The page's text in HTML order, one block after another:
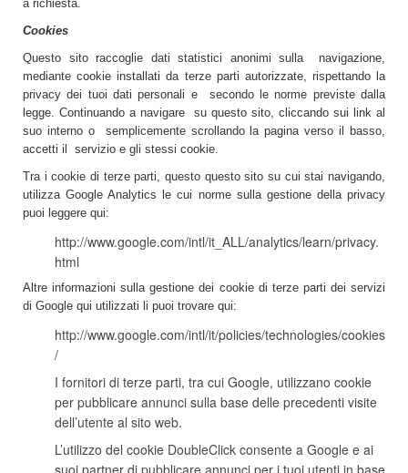
a richiesta.
Cookies
Questo sito raccoglie dati statistici anonimi sulla navigazione,
mediante cookie installati da terze parti autorizzate, rispettando la
privacy dei tuoi dati personali e secondo le norme previste dalla
legge. Continuando a navigare su questo sito, cliccando sui link al
suo interno o semplicemente scrollando la pagina verso il basso,
accetti il servizio e gli stessi cookie.
Tra i cookie di terze parti, questo questo sito su cui stai navigando,
utilizza Google Analytics le cui norme sulla gestione della privacy
puoi leggere qui:
http://www.google.com/intl/it_ALL/analytics/learn/privacy.
html
Altre informazioni sulla gestione dei cookie di terze parti dei servizi
di Google qui utilizzati li puoi trovare qui:
http://www.google.com/intl/it/policies/technologies/cookies
/
I fornitori di terze parti, tra cui Google, utilizzano cookie
per pubblicare annunci sulla base delle precedenti visite
dell’utente al sito web.
L’utilizzo del cookie DoubleClick consente a Google e ai
suoi partner di pubblicare annunci per i tuoi utenti in base